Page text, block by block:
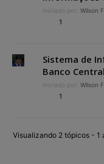
Iniciado por: Wilson
1
Sistema de
Banco Central
Iniciado por: Wilson
1
Visualizando 2 tópicos - 1